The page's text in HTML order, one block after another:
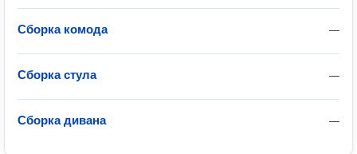
—
Сборка комода
—
Сборка стула
—
Сборка дивана